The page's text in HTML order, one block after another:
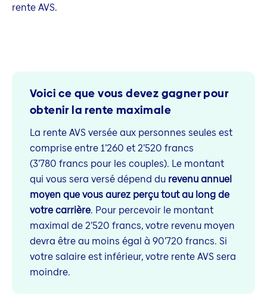
rente AVS.
Voici ce que vous devez gagner pour
obtenir la rente maximale
La rente AVS versée aux personnes seules est
comprise entre 1’260 et 2’520 francs
(3’780 francs pour les couples). Le montant
qui vous sera versé dépend du revenu annuel
moyen que vous aurez perçu tout au long de
votre carrière. Pour percevoir le montant
maximal de 2’520 francs, votre revenu moyen
devra être au moins égal à 90’720 francs. Si
votre salaire est inférieur, votre rente AVS sera
moindre.